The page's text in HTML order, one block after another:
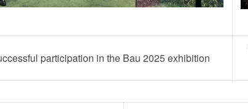
participation in the Bau 2025 exhibition